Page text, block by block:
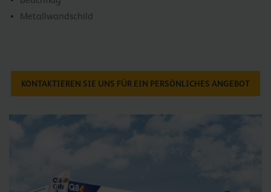
Metallwandschild
KONTAKTIEREN SIE UNS FÜR EIN PERSÖNLICHES ANGEBOT